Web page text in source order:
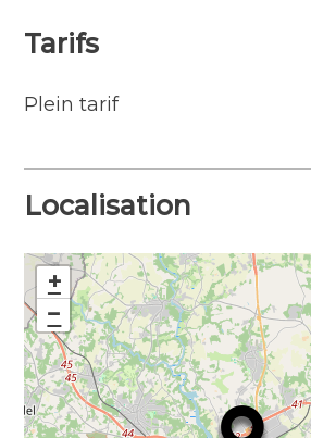
À bientôt au soleil (on
Tarifs
Plein tarif
Localisation
+
−